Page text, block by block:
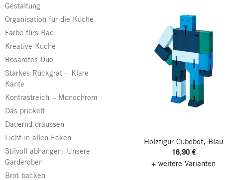
Gestaltung
Organisation für die Küche
Farbe fürs Bad
Kreative Küche
Rosarotes Duo
Starkes Rückgrat – Klare
Kante
Kontrastreich – Monochrom
Das prickelt
Dauernd draussen
Licht in allen Ecken
Stilvoll abhängen: Unsere
Garderoben
Brot backen
Holzfigur Cubebot, Blau
16,90 €
+ weitere Varianten